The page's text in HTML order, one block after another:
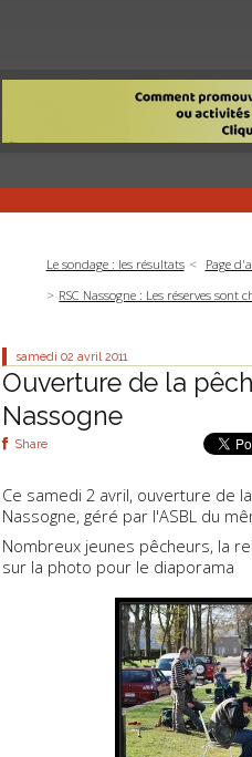
Le sondage : les résultats
Page
RSC Nassogne : Les réserves sont
samedi 02 avril 2011
Ouverture de la
Nassogne
Share
Ce samedi 2 avril, ouverture de
Nassogne, géré par l'ASBL du
Nombreux jeunes pêcheurs, la
sur la photo pour le diaporama